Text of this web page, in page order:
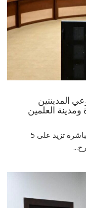
المدينتين
ومدينة العلمين
ينفذهما تحالف عالمي باستثمارات أجنبية مباشرة تزيد على 5